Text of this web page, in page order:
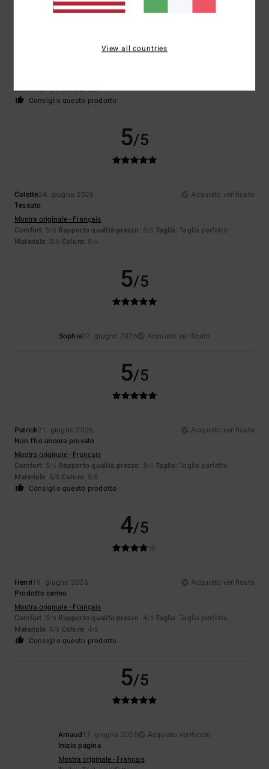
Materiale: 5/5 Colore: 5/5
Consiglio questo prodotto
5/5
Colette24. giugno 2026
Acquisto verificato
Tessuto
Mostra originale - Français
Comfort: 5/5 Rapporto qualità-prezzo: 5/5 Taglia: Taglia perfetta
Materiale: 5/5 Colore: 5/5
5/5
Sophie22. giugno 2026 Acquisto verificato
5/5
Patrick21. giugno 2026
Acquisto verificato
Non l'ho ancora provato
Mostra originale - Français
Comfort: 5/5 Rapporto qualità-prezzo: 5/5 Taglia: Taglia perfetta
Materiale: 5/5 Colore: 5/5
Consiglio questo prodotto
4/5
Henri19. giugno 2026
Acquisto verificato
Prodotto carino
Mostra originale - Français
Comfort: 5/5 Rapporto qualità-prezzo: 4/5 Taglia: Taglia perfetta
Materiale: 4/5 Colore: 4/5
Consiglio questo prodotto
5/5
Arnaud17. giugno 2026
Acquisto verificato
Inizio pagina
Mostra originale - Français
View all countries